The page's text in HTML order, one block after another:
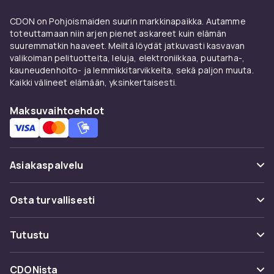
CDON on Pohjoismaiden suurin markkinapaikka. Autamme
toteuttamaan niin arjen pienet askareet kuin elämän
suuremmatkin haaveet. Meiltä löydät jatkuvasti kasvavan
valikoiman pelituotteita, leluja, elektroniikkaa, puutarha-,
kauneudenhoito- ja lemmikkitarvikkeita, sekä paljon muuta.
Kaikki välineet elämään, yksinkertaisesti.
Maksuvaihtoehdot
Asiakaspalvelu
Usein kysyttyä (UKK)
Seuraa pakettia
Ota yhteyttä
Osta turvallisesti
Maksuvaihtoehdot
Toimitus
Tutustu
Kategoriat
CDONista